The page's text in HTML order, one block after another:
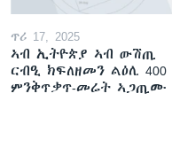
ጥሪ 17, 2025
ኣብ ኢትዮጵያ ኣብ ውሽጢ
ርብዒ ክፍለዘመን ልዕሊ 400
ምንቅጥቃጥ-መሬት ኣጋጢሙ